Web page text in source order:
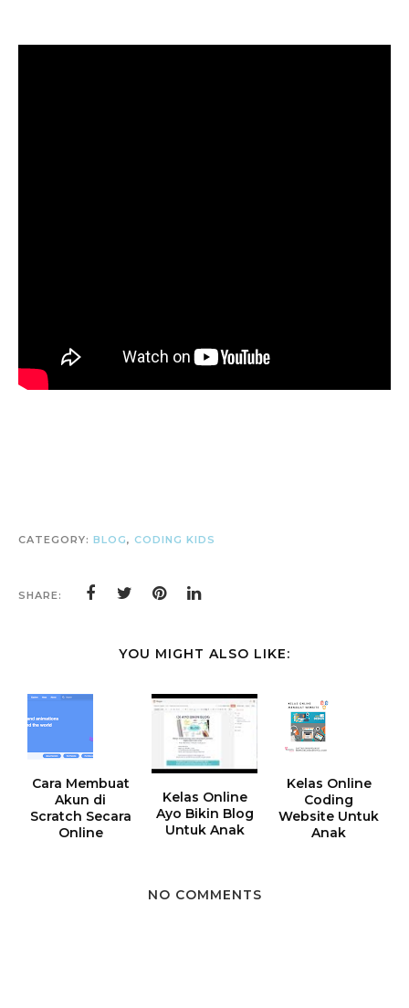
CATEGORY: BLOG, CODING KIDS
SHARE:
YOU MIGHT ALSO LIKE:
Cara Membuat
Akun di
Scratch Secara
Online
Kelas Online
Ayo Bikin Blog
Untuk Anak
Kelas Online
Coding
Website Untuk
Anak
NO COMMENTS